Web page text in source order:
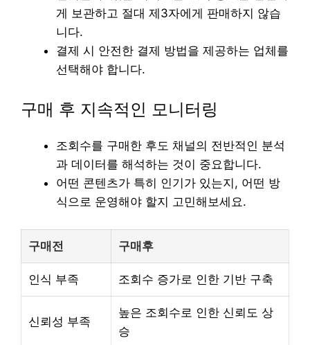
게 보관하고 절대 제3자에게 판매하지 않습
니다.
결제 시 안전한 결제 방법을 제공하는 업체를
선택해야 합니다.
구매 후 지속적인 모니터링
조회수를 구매한 후도 채널의 전반적인 분석
과 데이터를 해석하는 것이 중요합니다.
어떤 콘텐츠가 특히 인기가 있는지, 어떤 방
식으로 운영해야 할지 고민해보세요.
구매전 구매후
인식 부족 조회수 증가로 인한 기반 구축
신뢰성 부족
높은 조회수로 인한 신뢰도 상
승